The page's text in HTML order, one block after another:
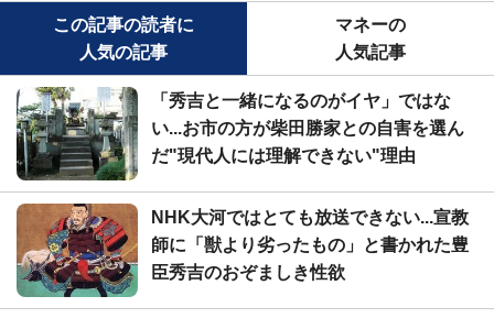
この記事の読者に
人気の記事
マネーの
人気記事
「秀吉と一緒になるのがイヤ」ではな
い...お市の方が柴田勝家との自害を選ん
だ"現代人には理解できない"理由
NHK大河ではとても放送できない...宣教
師に「獣より劣ったもの」と書かれた豊
臣秀吉のおぞましき性欲